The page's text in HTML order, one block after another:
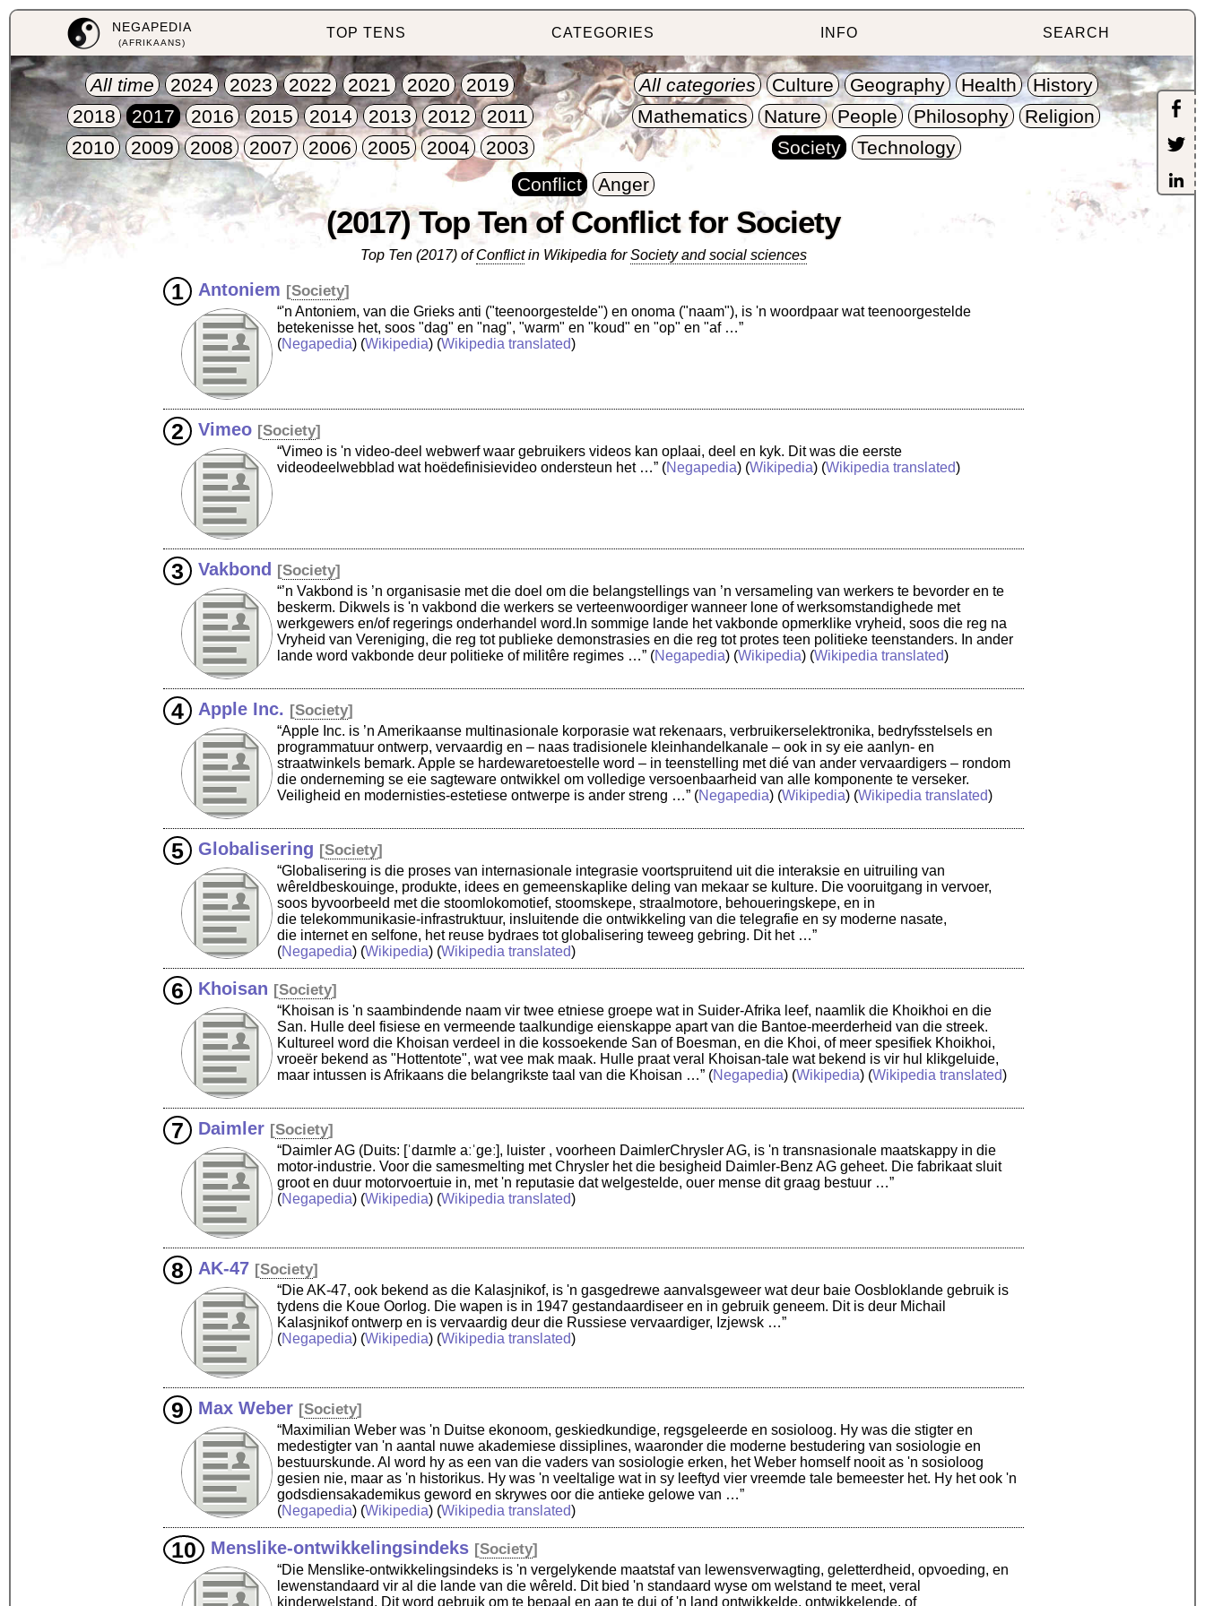
NEGAPEDIA
(AFRIKAANS)
TOP TENS CATEGORIES INFO SEARCH
All time 2024 2023 2022 2021 2020
2019
2018
2017 2016 2015 2014 2013 2012
2011
2010
2009 2008 2007 2006 2005 2004 2003
All categories Culture Geography Health
History
Mathematics
Nature People Philosophy
Religion
Society
Technology
Conflict
Anger
(2017) Top Ten of Conflict for Society
Top Ten (2017) ofConflictin Wikipedia forSociety and social sciences
Antoniem [Society]
“'n Antoniem, van die Grieks anti ("teenoorgestelde") en onoma ("naam"), is 'n woordpaar wat teenoorgestelde
betekenisse het, soos "dag" en "nag", "warm" en "koud" en "op" en "af …”
(Negapedia) (Wikipedia) (Wikipedia translated)
Vimeo [Society]
“Vimeo is 'n video-deel webwerf waar gebruikers videos kan oplaai, deel en kyk. Dit was die eerste
videodeelwebblad wat hoëdefinisievideo ondersteun het …” (Negapedia) (Wikipedia) (Wikipedia translated)
Vakbond [Society]
“’n Vakbond is ’n organisasie met die doel om die belangstellings van ’n versameling van werkers te bevorder en te
beskerm. Dikwels is 'n vakbond die werkers se verteenwoordiger wanneer lone of werksomstandighede met
werkgewers en/of regerings onderhandel word.In sommige lande het vakbonde opmerklike vryheid, soos die reg na
Vryheid van Vereniging, die reg tot publieke demonstrasies en die reg tot protes teen politieke teenstanders. In ander
lande word vakbonde deur politieke of militêre regimes …” (Negapedia) (Wikipedia) (Wikipedia translated)
Apple Inc. [Society]
“Apple Inc. is ’n Amerikaanse multinasionale korporasie wat rekenaars, verbruikerselektronika, bedryfsstelsels en
programmatuur ontwerp, vervaardig en – naas tradisionele kleinhandelkanale – ook in sy eie aanlyn- en
straatwinkels bemark. Apple se hardewaretoestelle word – in teenstelling met dié van ander vervaardigers – rondom
die onderneming se eie sagteware ontwikkel om volledige versoenbaarheid van alle komponente te verseker.
Veiligheid en modernisties-estetiese ontwerpe is ander streng …” (Negapedia) (Wikipedia) (Wikipedia translated)
Globalisering [Society]
“Globalisering is die proses van internasionale integrasie voortspruitend uit die interaksie en uitruiling van
wêreldbeskouinge, produkte, idees en gemeenskaplike deling van mekaar se kulture. Die vooruitgang in vervoer,
soos byvoorbeeld met die stoomlokomotief, stoomskepe, straalmotore, behoueringskepe, en in
die telekommunikasie-infrastruktuur, insluitende die ontwikkeling van die telegrafie en sy moderne nasate,
die internet en selfone, het reuse bydraes tot globalisering teweeg gebring. Dit het …”
(Negapedia) (Wikipedia) (Wikipedia translated)
Khoisan [Society]
“Khoisan is 'n saambindende naam vir twee etniese groepe wat in Suider-Afrika leef, naamlik die Khoikhoi en die
San. Hulle deel fisiese en vermeende taalkundige eienskappe apart van die Bantoe-meerderheid van die streek.
Kultureel word die Khoisan verdeel in die kossoekende San of Boesman, en die Khoi, of meer spesifiek Khoikhoi,
vroeër bekend as "Hottentote", wat vee mak maak. Hulle praat veral Khoisan-tale wat bekend is vir hul klikgeluide,
maar intussen is Afrikaans die belangrikste taal van die Khoisan …” (Negapedia) (Wikipedia) (Wikipedia translated)
Daimler [Society]
“Daimler AG (Duits: [ˈdaɪmlɐ aːˈɡeː], luister , voorheen DaimlerChrysler AG, is 'n transnasionale maatskappy in die
motor-industrie. Voor die samesmelting met Chrysler het die besigheid Daimler-Benz AG geheet. Die fabrikaat sluit
groot en duur motorvoertuie in, met 'n reputasie dat welgestelde, ouer mense dit graag bestuur …”
(Negapedia) (Wikipedia) (Wikipedia translated)
AK-47 [Society]
“Die AK-47, ook bekend as die Kalasjnikof, is 'n gasgedrewe aanvalsgeweer wat deur baie Oosbloklande gebruik is
tydens die Koue Oorlog. Die wapen is in 1947 gestandaardiseer en in gebruik geneem. Dit is deur Michail
Kalasjnikof ontwerp en is vervaardig deur die Russiese vervaardiger, Izjewsk …”
(Negapedia) (Wikipedia) (Wikipedia translated)
Max Weber [Society]
“Maximilian Weber was 'n Duitse ekonoom, geskiedkundige, regsgeleerde en sosioloog. Hy was die stigter en
medestigter van 'n aantal nuwe akademiese dissiplines, waaronder die moderne bestudering van sosiologie en
bestuurskunde. Al word hy as een van die vaders van sosiologie erken, het Weber homself nooit as 'n sosioloog
gesien nie, maar as 'n historikus. Hy was 'n veeltalige wat in sy leeftyd vier vreemde tale bemeester het. Hy het ook 'n
godsdiensakademikus geword en skrywes oor die antieke gelowe van …”
(Negapedia) (Wikipedia) (Wikipedia translated)
Menslike-ontwikkelingsindeks [Society]
“Die Menslike-ontwikkelingsindeks is 'n vergelykende maatstaf van lewensverwagting, geletterdheid, opvoeding, en
lewenstandaard vir al die lande van die wêreld. Dit bied 'n standaard wyse om welstand te meet, veral
kinderwelstand. Dit word gebruik om te bepaal en aan te dui of 'n land ontwikkelde, ontwikkelende, of